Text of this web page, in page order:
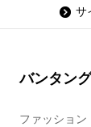
サ
バンタン
ファッション